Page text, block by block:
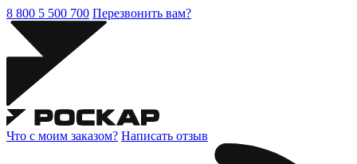
8 800 5 500 700 Перезвонить вам?
Что с моим заказом? Написать отзыв